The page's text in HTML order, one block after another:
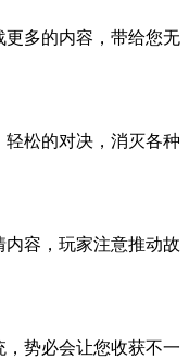
多的内容，带给您无
松的对决，消灭各种
容，玩家注意推动故
势必会让您收获不一